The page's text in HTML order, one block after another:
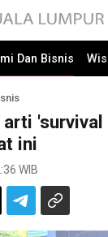
Dan Bisnis
ini
WIB